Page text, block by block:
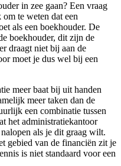
in zee gaan? Een vraag
te weten dat een
als een boekhouder. De
boekhouder, dit zijn de
draagt niet bij aan de
moet je dus wel bij een
meer baat bij uit handen
meer taken dan de
een combinatie tussen
het administratiekantoor
als je dit graag wilt.
gebied van de financiën zit je
is niet standaard voor een